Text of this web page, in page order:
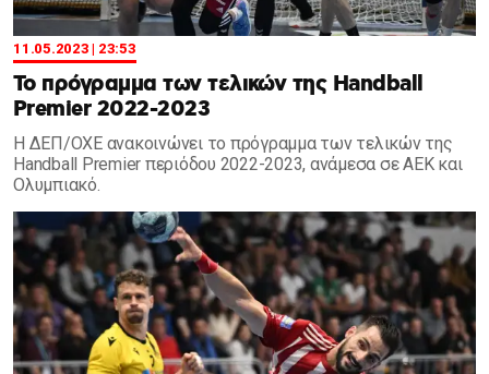
11.05.2023 | 23:53
Το πρόγραμμα των τελικών της Handball
Premier 2022-2023
Η ΔΕΠ/ΟΧΕ ανακοινώνει το πρόγραμμα των τελικών της
Handball Premier περιόδου 2022-2023, ανάμεσα σε ΑΕΚ και
Ολυμπιακό.